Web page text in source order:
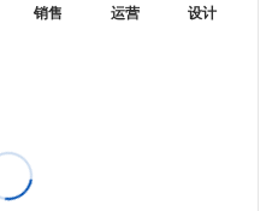
销售 运营 设计